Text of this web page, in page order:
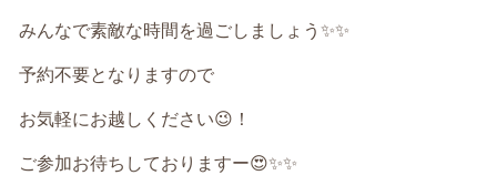
みんなで素敵な時間を過ごしましょう ✨✨
予約不要となりますので
お気軽にお越しください😉 ！
ご参加お待ちしておりますー😍✨✨